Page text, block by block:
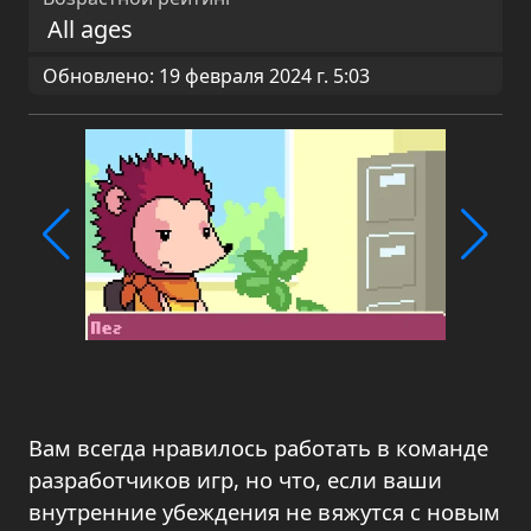
All ages
Обновлено: 19 февраля 2024 г. 5:03
Вам всегда нравилось работать в команде
разработчиков игр, но что, если ваши
внутренние убеждения не вяжутся с новым